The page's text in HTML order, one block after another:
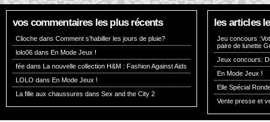
vos commentaires les plus récents
Clioche dans Comment s’habiller les jours de pluie?
lolo06 dans En Mode Jeux !
fée dans La nouvelle collection H&M : Fashion Against Aids
LOLO dans En Mode Jeux !
La fille aux chaussures dans Sex and the City 2
les articles
Jeu concours
paire de lunette
Jeux concours:
En Mode Jeux !
Elle Spécial
Vente presse et